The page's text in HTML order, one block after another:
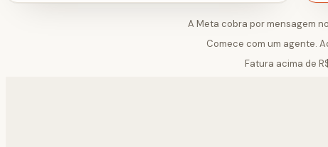
A Meta cobra por mensagem
Comece com um agente.
Fatura acima de